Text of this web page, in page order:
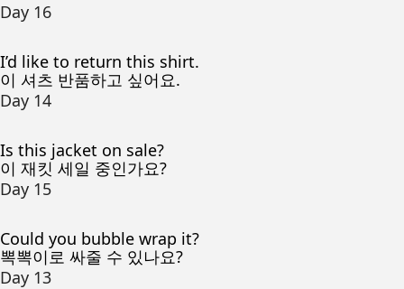
Day 16
I’d like to return this shirt.
이 셔츠 반품하고 싶어요.
Day 14
Is this jacket on sale?
이 재킷 세일 중인가요?
Day 15
Could you bubble wrap it?
뽁뽁이로 싸줄 수 있나요?
Day 13